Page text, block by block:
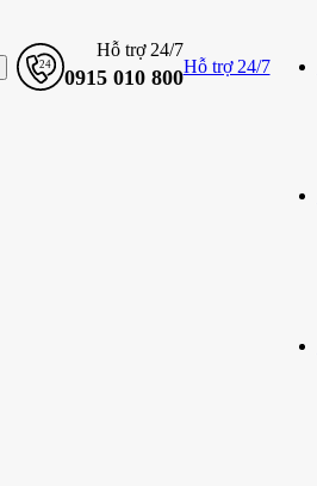
Hỗ trợ 24/7
0915 010 800Hỗ trợ 24/7